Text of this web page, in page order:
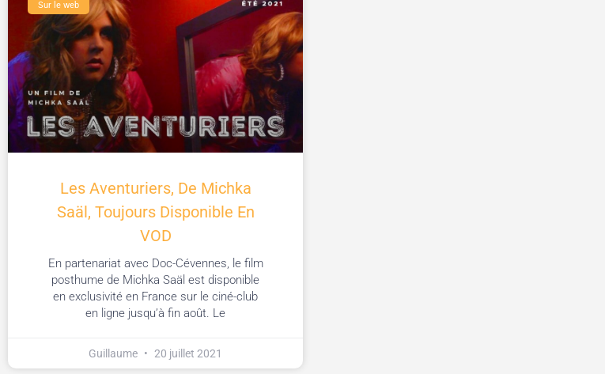
Sur le web
Les Aventuriers, De Michka
Saäl, Toujours Disponible En
VOD
En partenariat avec Doc-Cévennes, le film
posthume de Michka Saäl est disponible
en exclusivité en France sur le ciné-club
en ligne jusqu’à fin août. Le
Guillaume 20 juillet 2021